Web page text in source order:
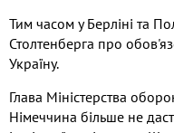
Тим часом у Берліні та
Столтенберга про
Україну.
Глава Міністерства
Німеччина більше не